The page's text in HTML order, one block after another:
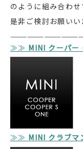
のように組み合わ
是非ご検討お願いい
≫≫ MINI クーパー
≫≫ MINI クラブマ